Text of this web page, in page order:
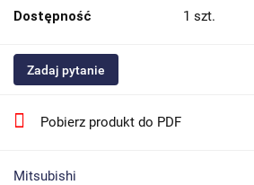
Dostępność 1 szt.
Zadaj pytanie
Pobierz produkt do PDF
Mitsubishi